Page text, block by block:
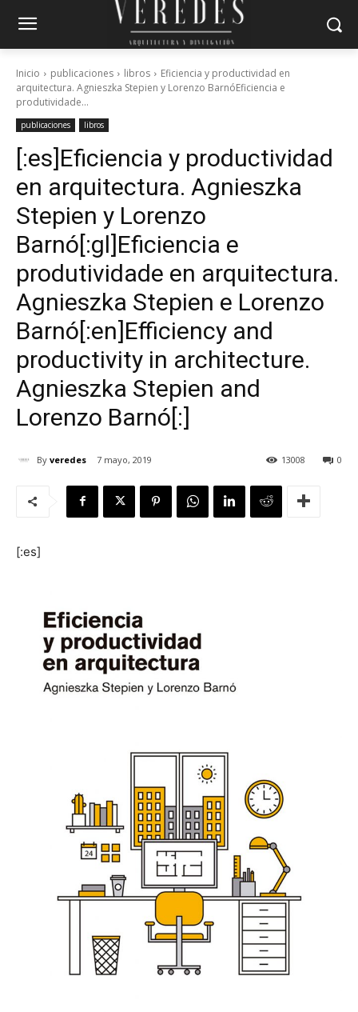
Inicio publicaciones libros
Eficiencia y productividad en
arquitectura. Agnieszka Stepien y Lorenzo BarnóEficiencia e
produtividade...
publicaciones libros
[:es]Eficiencia y productividad
en arquitectura. Agnieszka
Stepien y Lorenzo
Barnó[:gl]Eficiencia e
produtividade en arquitectura.
Agnieszka Stepien e Lorenzo
Barnó[:en]Efficiency and
productivity in architecture.
Agnieszka Stepien and
Lorenzo Barnó[:]
By veredes 7 mayo, 2019 0
13008
[:es]